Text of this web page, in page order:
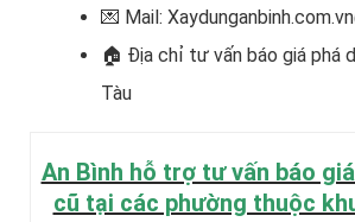
💌 Mail:
🏠 Địa chỉ tư vấn báo giá phá
Tàu
An Bình hỗ trợ tư vấn báo
cũ tại các phường thuộc